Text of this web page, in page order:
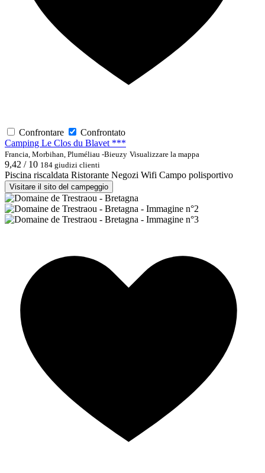
Confrontare
Confrontato
Camping Le Clos du Blavet ***
Francia, Morbihan, Pluméliau -Bieuzy Visualizzare la mappa
9,42 / 10 184 giudizi clienti
Piscina riscaldata Ristorante Negozi Wifi Campo polisportivo
Visitare il sito del campeggio